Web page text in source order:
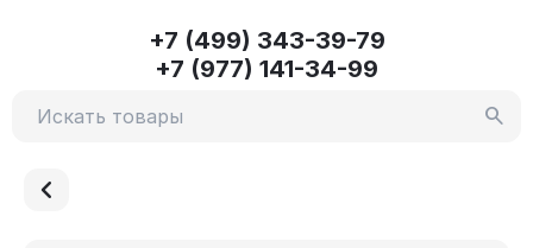
+7 (499) 343-39-79
+7 (977) 141-34-99